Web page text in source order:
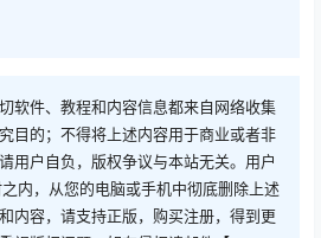
软件、教程和内容信息都来自网络收集
目的；不得将上述内容用于商业或者非
用户自负，版权争议与本站无关。用户
内，从您的电脑或手机中彻底删除上述
内容，请支持正版，购买注册，得到更